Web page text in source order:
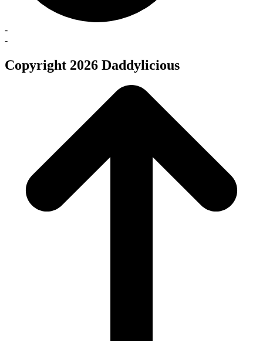
-
-
Copyright 2026 Daddylicious